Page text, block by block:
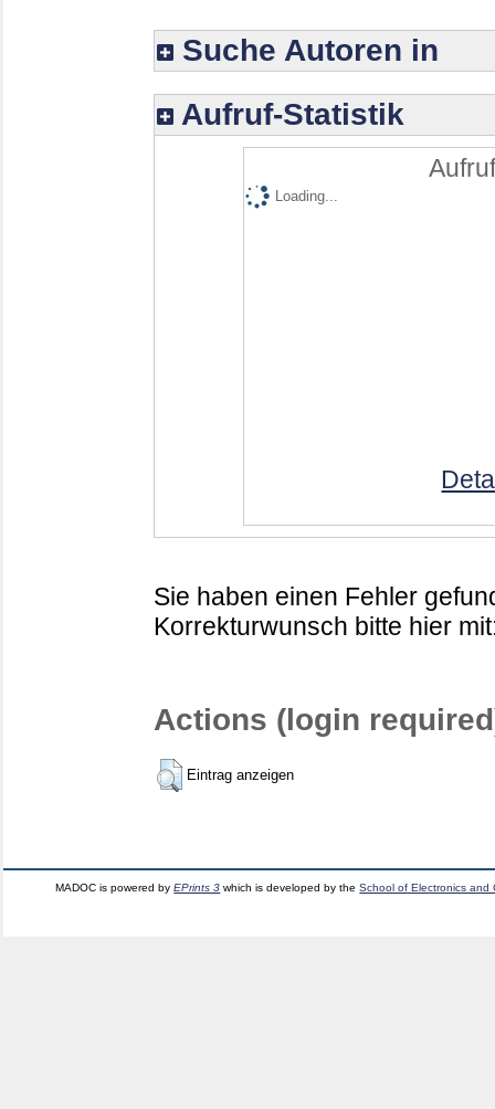
Suche Autoren in
Aufruf-Statistik
Loading...
Sie haben einen Fehler
Korrekturwunsch bitte hier
Actions (login
Eintrag anzeigen
MADOC is powered byEPrints 3 which is developed by theSchool of Electronics and